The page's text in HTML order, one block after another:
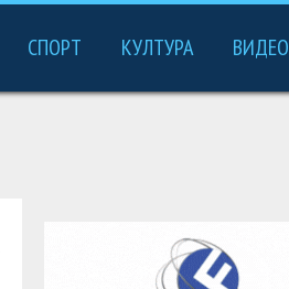
СПОРТ КУЛТУРА ВИДЕО